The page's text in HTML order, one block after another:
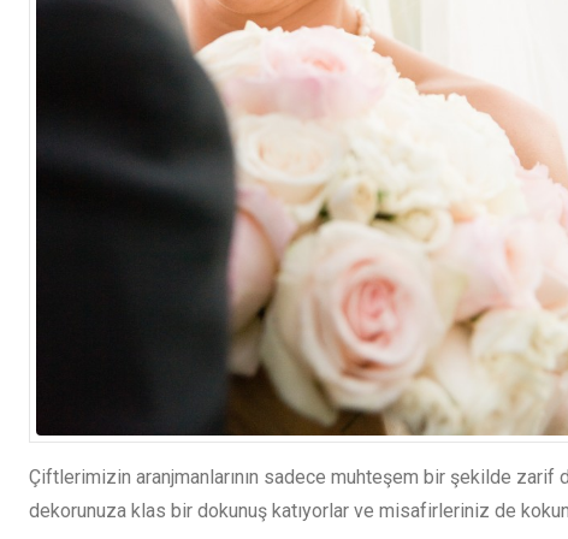
Çiftlerimizin aranjmanlarının sadece muhteşem bir şekilde zarif
dekorunuza klas bir dokunuş katıyorlar ve misafirleriniz de